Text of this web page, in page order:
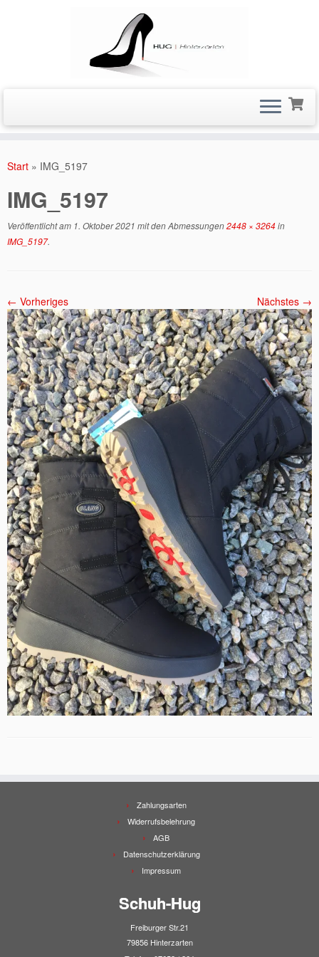
Inhalt
Start » IMG_5197
IMG_5197
Veröffentlicht am 1. Oktober 2021 mit den Abmessungen2448 × 3264in
IMG_5197.
← Vorheriges Nächstes →
Zahlungsarten
Widerrufsbelehrung
AGB
Datenschutzerklärung
Impressum
Schuh-Hug
Freiburger Str.21
79856 Hinterzarten